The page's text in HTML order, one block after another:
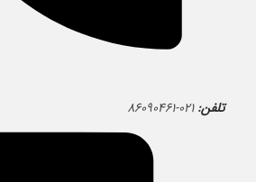
تلفن: ۰۲۱-۸۶۰۹۰۴۶۱